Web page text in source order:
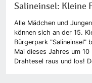
Salineinsel: Kleine
Alle Mädchen und
können sich an der 15.
Bürgerpark "Salineinsel"
Mai dieses Jahres um
Drahtesel raus und los!